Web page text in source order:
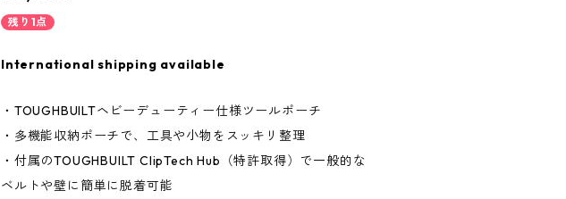
残り1点
International shipping available
・TOUGHBUILTヘビーデューティー仕様ツールポーチ
・多機能収納ポーチで、工具や小物をスッキリ整理
・付属のTOUGHBUILT ClipTech Hub（特許取得）で一般的な
ベルトや壁に簡単に脱着可能